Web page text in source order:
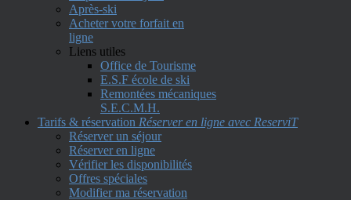
Après-ski
Acheter votre forfait en
ligne
Liens utiles
Office de Tourisme
E.S.F école de ski
Remontées mécaniques
S.E.C.M.H.
Tarifs & réservation Réserver en ligne avec ReserviT
Réserver un séjour
Réserver en ligne
Vérifier les disponibilités
Offres spéciales
Modifier ma réservation